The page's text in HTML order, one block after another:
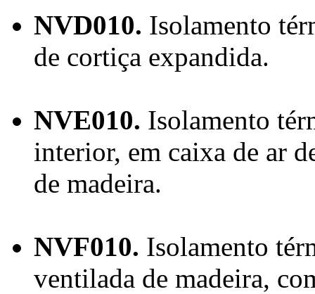
NVD010. Isolamento
de cortiça expandida.
NVE010. Isolamento
interior, em caixa de ar
de madeira.
NVF010. Isolamento
ventilada de madeira,